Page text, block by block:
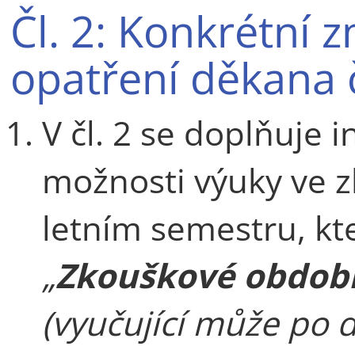
Čl. 2: Konkrétní
opatření děkana
V čl. 2 se doplňuje
možnosti výuky ve
letním semestru,
„Zkouškové
(vyučující může po